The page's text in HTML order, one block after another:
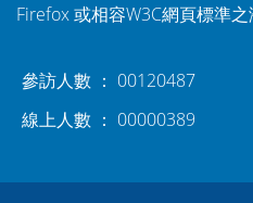
Firefox 或相容W3C網頁標準
參訪人數 ： 00120487
線上人數 ： 00000389